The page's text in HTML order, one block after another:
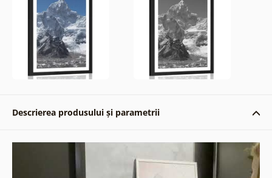
Descrierea produsului și parametrii